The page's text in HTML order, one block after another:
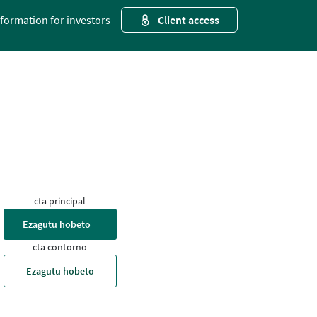
for investors Client access
cta principal
Ezagutu hobeto
cta contorno
Ezagutu hobeto